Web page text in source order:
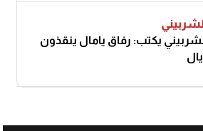
يكتب: رفاق يامال ينقذون